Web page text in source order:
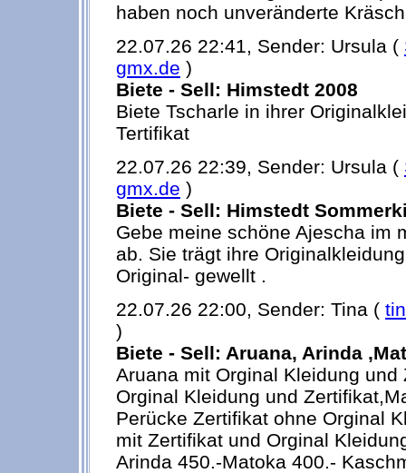
haben noch unveränderte
22.07.26 22:41, Sender: Ursula (
gmx.de )
Biete - Sell: Himstedt 2008
Biete Tscharle in ihrer
Tertifikat
22.07.26 22:39, Sender: Ursula (
gmx.de )
Biete - Sell: Himstedt
Gebe meine schöne Ajescha im
ab. Sie trägt ihre
Original- gewellt .
22.07.26 22:00, Sender: Tina (
)
Biete - Sell: Aruana, Arinda
Aruana mit Orginal Kleidung und
Orginal Kleidung und
Perücke Zertifikat ohne Orginal
mit Zertifikat und Orginal
Arinda 450.-Matoka 400.-